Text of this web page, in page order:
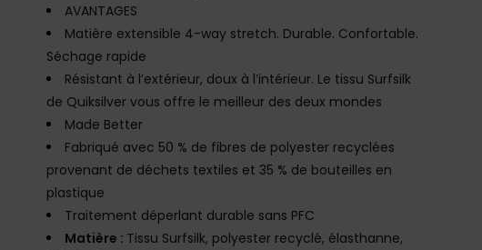
AVANTAGES
Matière extensible 4-way stretch. Durable. Confortable.
Séchage rapide
Résistant à l’extérieur, doux à l’intérieur. Le tissu Surfsilk
de Quiksilver vous offre le meilleur des deux mondes
Made Better
Fabriqué avec 50 % de fibres de polyester recyclées
provenant de déchets textiles et 35 % de bouteilles en
plastique
Traitement déperlant durable sans PFC
Matière : Tissu Surfsilk, polyester recyclé, élasthanne,